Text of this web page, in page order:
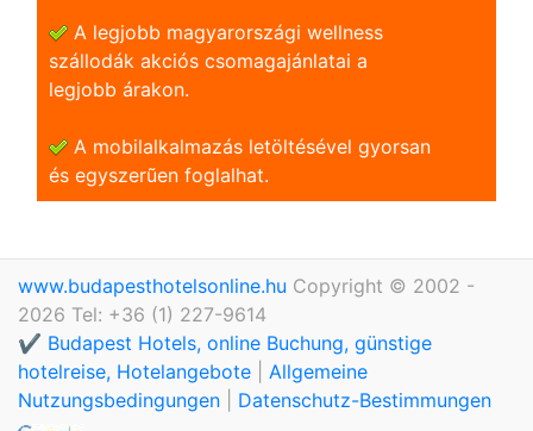
A legjobb magyarországi wellness
szállodák akciós csomagajánlatai a
legjobb árakon.
A mobilalkalmazás letöltésével gyorsan
és egyszerũen foglalhat.
www.budapesthotelsonline.hu Copyright © 2002 -
2026 Tel: +36 (1) 227-9614
✔️ Budapest Hotels, online Buchung, günstige
hotelreise, Hotelangebote
Allgemeine
Nutzungsbedingungen
Datenschutz-Bestimmungen